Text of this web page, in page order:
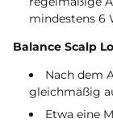
mindestens 6
Balance Scalp
Nach dem
gleichmäßig
Etwa eine